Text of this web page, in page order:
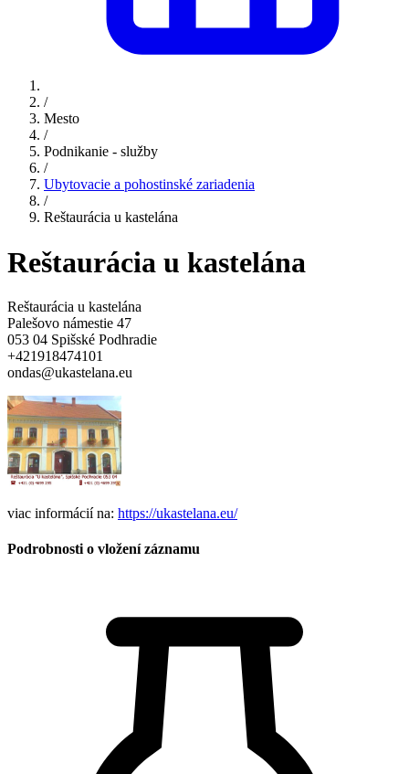
/
Mesto
/
Podnikanie - služby
/
Ubytovacie a pohostinské zariadenia
/
Reštaurácia u kastelána
Reštaurácia u kastelána
Reštaurácia u kastelána
Palešovo námestie 47
053 04 Spišské Podhradie
+421918474101
ondas@ukastelana.eu
viac informácií na: https://ukastelana.eu/
Podrobnosti o vložení záznamu